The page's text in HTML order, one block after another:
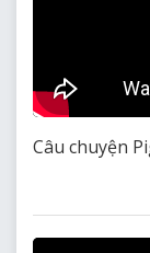
Câu chuyện